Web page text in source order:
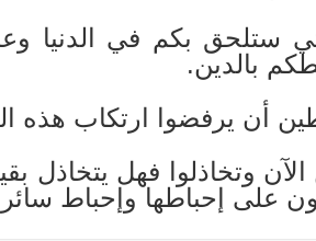
ستلحق بكم في الدنيا
بالدين.
أن يرفضوا ارتكاب هذه
وتخاذلوا فهل يتخاذل
على إحباطها وإحباط